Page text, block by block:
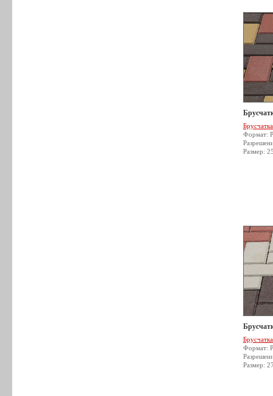
Брусчатка
Формат:
Размер:
Брусчатка
Формат:
Размер: